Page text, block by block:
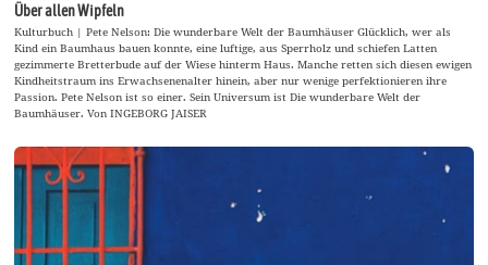
Über allen Wipfeln
Kulturbuch | Pete Nelson: Die wunderbare Welt der Baumhäuser Glücklich, wer als
Kind ein Baumhaus bauen konnte, eine luftige, aus Sperrholz und schiefen Latten
gezimmerte Bretterbude auf der Wiese hinterm Haus. Manche retten sich diesen ewigen
Kindheitstraum ins Erwachsenenalter hinein, aber nur wenige perfektionieren ihre
Passion. Pete Nelson ist so einer. Sein Universum ist Die wunderbare Welt der
Baumhäuser. Von INGEBORG JAISER